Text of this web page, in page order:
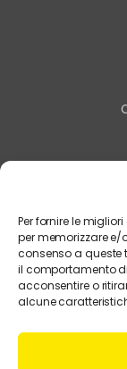
Per fornire le
per memorizzare
consenso a queste
il comportamento
acconsentire o
alcune
muccagialla è